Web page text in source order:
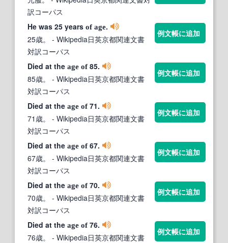
訳コーパス
He was 25 years of age.
25歳。
- Wikipedia日英京都関連文書
対訳コーパス
例文帳に追加
Died at the age of85.
85歳。
- Wikipedia日英京都関連文書
対訳コーパス
例文帳に追加
Died at the age of71.
71歳。
- Wikipedia日英京都関連文書
対訳コーパス
例文帳に追加
Died at the age of67.
67歳。
- Wikipedia日英京都関連文書
対訳コーパス
例文帳に追加
Died at the age of70.
70歳。
- Wikipedia日英京都関連文書
対訳コーパス
例文帳に追加
Died at the age of76.
76歳。
- Wikipedia日英京都関連文書
例文帳に追加